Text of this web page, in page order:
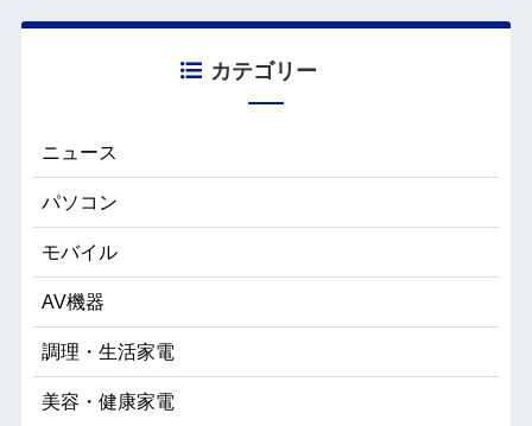
カテゴリー
ニュース
パソコン
モバイル
AV機器
調理・生活家電
美容・健康家電